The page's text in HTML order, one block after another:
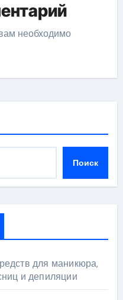
необходимо
Поиск
для маникюра,
и депиляции